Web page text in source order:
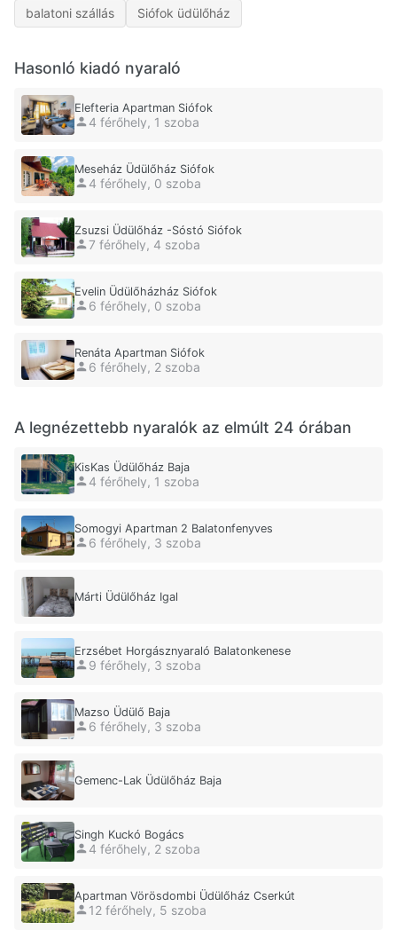
balatoni szállás Siófok üdülőház
Hasonló kiadó nyaraló
Elefteria Apartman Siófok
4 férőhely, 1 szoba
Meseház Üdülőház Siófok
4 férőhely, 0 szoba
Zsuzsi Üdülőház -Sóstó Siófok
7 férőhely, 4 szoba
Evelin Üdülőházház Siófok
6 férőhely, 0 szoba
Renáta Apartman Siófok
6 férőhely, 2 szoba
A legnézettebb nyaralók az elmúlt 24 órában
KisKas Üdülőház Baja
4 férőhely, 1 szoba
Somogyi Apartman 2 Balatonfenyves
6 férőhely, 3 szoba
Márti Üdülőház Igal
Erzsébet Horgásznyaraló Balatonkenese
9 férőhely, 3 szoba
Mazso Üdülő Baja
6 férőhely, 3 szoba
Gemenc-Lak Üdülőház Baja
Singh Kuckó Bogács
4 férőhely, 2 szoba
Apartman Vörösdombi Üdülőház Cserkút
12 férőhely, 5 szoba